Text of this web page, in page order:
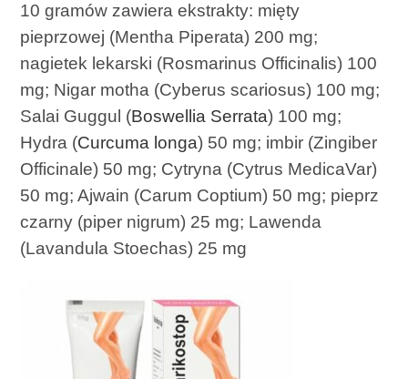
10 gramów zawiera ekstrakty: mięty
pieprzowej (Mentha Piperata) 200 mg;
nagietek lekarski (Rosmarinus Officinalis) 100
mg; Nigar motha (Cyberus scariosus) 100 mg;
Salai Guggul (Boswellia Serrata) 100 mg;
Hydra (Curcuma longa) 50 mg; imbir (Zingiber
Officinale) 50 mg; Cytryna (Cytrus MedicaVar)
50 mg; Ajwain (Carum Coptium) 50 mg; pieprz
czarny (piper nigrum) 25 mg; Lawenda
(Lavandula Stoechas) 25 mg